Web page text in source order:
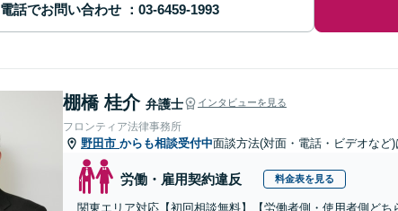
電話でお問い合わせ
棚橋 桂介 弁護士 インタビューを見る
フロンティア法律事務所
野田市 からも相談受付中面談方法(対面・電話・ビデオなど)
労働・雇用契約違反 料金表を見る
関東エリア対応【初回相談無料】【労働者側・使用者側ど